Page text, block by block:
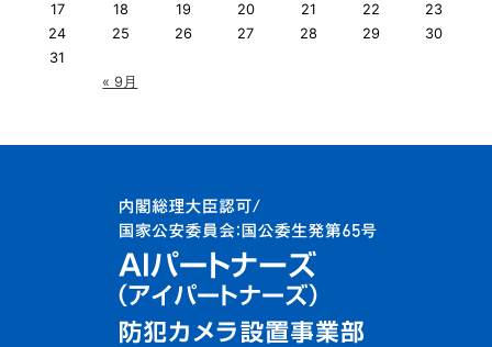
« 9月
17
18 19 20 21 22
23
24
25 26 27 28 29
30
31